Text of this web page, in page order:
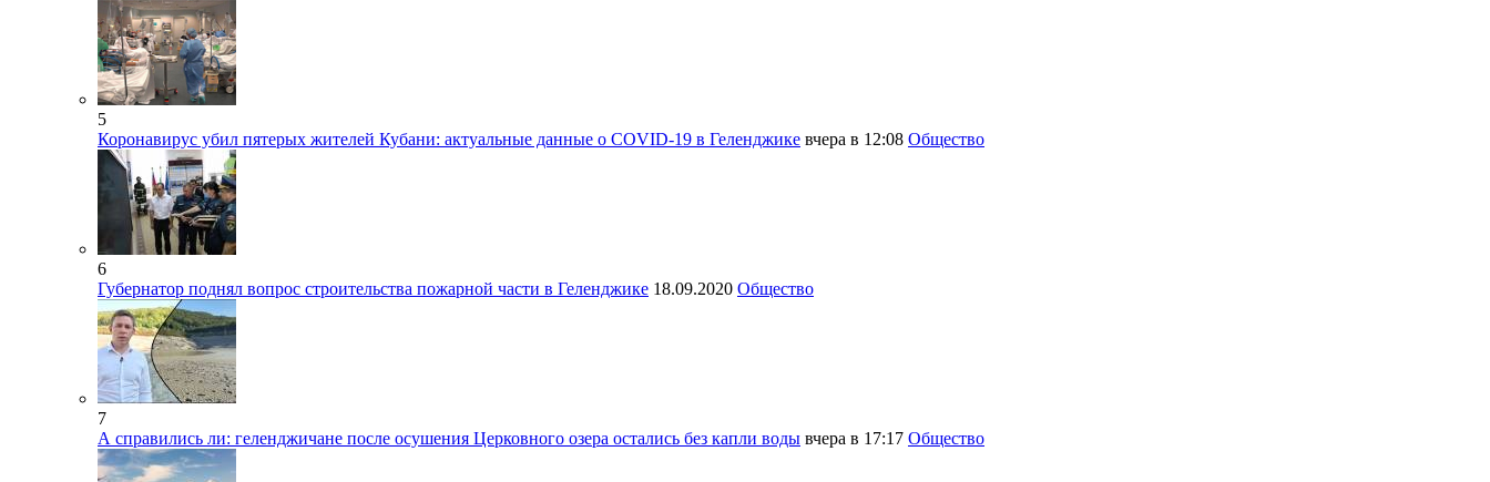
5
Коронавирус убил пятерых жителей Кубани: актуальные данные о COVID-19 в Геленджике вчера в 12:08 Общество
6
Губернатор поднял вопрос строительства пожарной части в Геленджике 18.09.2020 Общество
7
А справились ли: геленджичане после осушения Церковного озера остались без капли воды вчера в 17:17 Общество